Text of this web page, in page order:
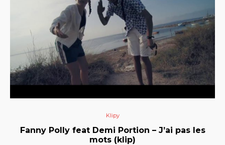
Klipy
Fanny Polly feat Demi Portion – J’ai pas les
mots (klip)